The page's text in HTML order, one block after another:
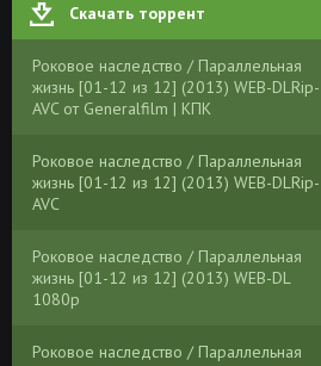
Скачать торрент
Роковое наследство / Параллельная
жизнь [01-12 из 12] (2013) WEB-DLRip-
AVC от Generalfilm | КПК
Роковое наследство / Параллельная
жизнь [01-12 из 12] (2013) WEB-DLRip-
AVC
Роковое наследство / Параллельная
жизнь [01-12 из 12] (2013) WEB-DL
1080p
Роковое наследство / Параллельная